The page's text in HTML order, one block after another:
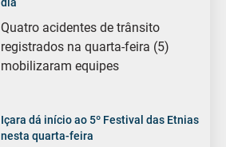
Quatro acidentes de trânsito
registrados na quarta-feira (5)
mobilizaram equipes
Içara dá início ao 5º Festival das Etnias
nesta quarta-feira